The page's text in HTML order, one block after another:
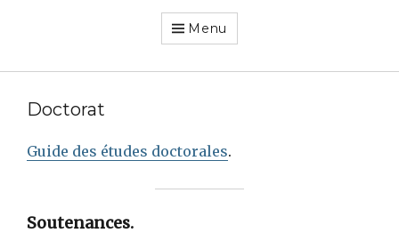
Menu
Doctorat
Guide des études doctorales.
Soutenances.